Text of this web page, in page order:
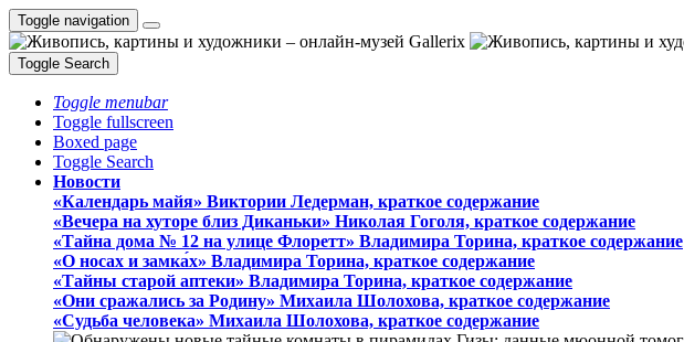
Toggle navigation
Toggle Search
Toggle menubar
Toggle fullscreen
Boxed page
Toggle Search
Новости
«Календарь майя» Виктории Ледерман, краткое содержание
«Вечера на хуторе близ Диканьки» Николая Гоголя, краткое содержание
«Тайна дома № 12 на улице Флоретт» Владимира Торина, краткое содержание
«О носах и замка́х» Владимира Торина, краткое содержание
«Тайны старой аптеки» Владимира Торина, краткое содержание
«Они сражались за Родину» Михаила Шолохова, краткое содержание
«Судьба человека» Михаила Шолохова, краткое содержание